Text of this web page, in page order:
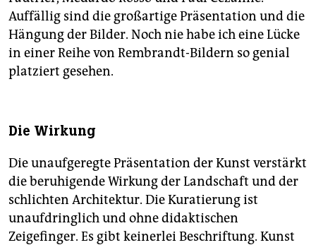
Auffällig sind die großartige Präsentation und die
Hängung der Bilder. Noch nie habe ich eine Lücke
in einer Reihe von Rem­brandt-Bildern so genial
platziert gesehen.
Die Wirkung
Die unaufgeregte Präsentation der Kunst verstärkt
die beruhigende Wirkung der Landschaft und der
schlichten Architektur. Die Kuratierung ist
unaufdringlich und ohne didaktischen
Zeigefinger. Es gibt keinerlei Beschriftung. Kunst